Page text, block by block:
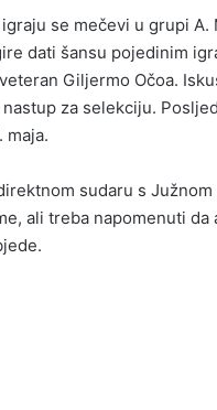
se mečevi u grupi
dati šansu pojedinim
Giljermo Očoa.
za selekciju.
maja.
sudaru s
ali treba napomenuti